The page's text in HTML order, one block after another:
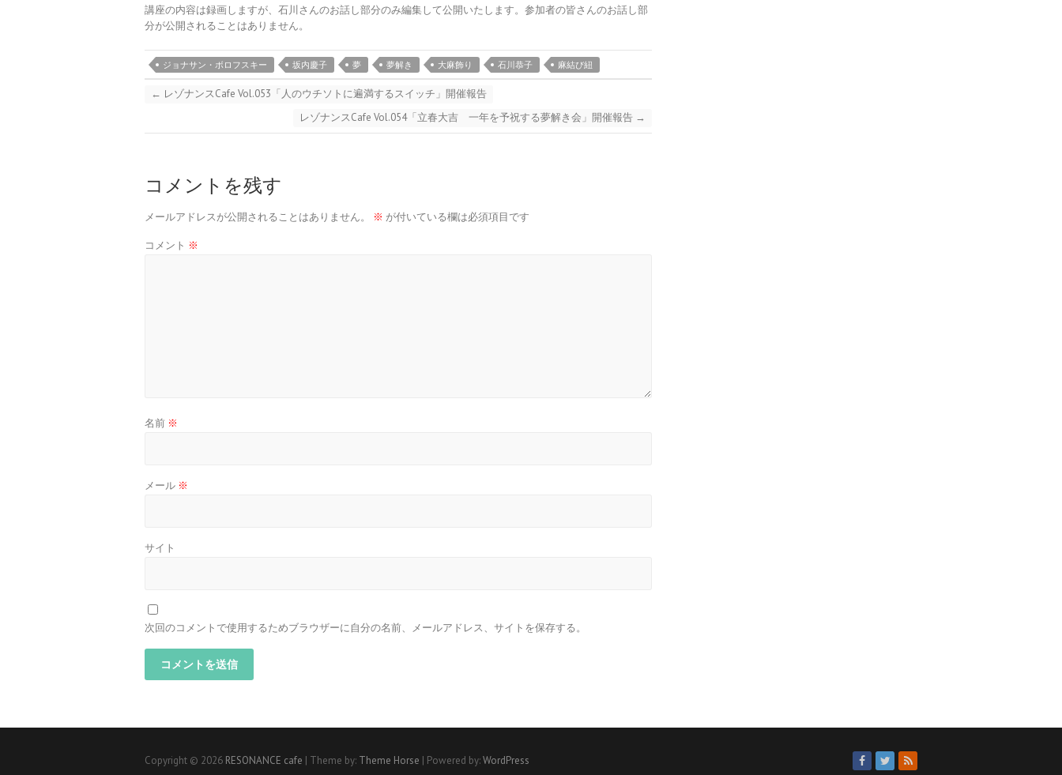
講座の内容は録画しますが、石川さんのお話し部分のみ編集して公開いたします。参加者の皆さんのお話し部
分が公開されることはありません。
ジョナサン・ボロフスキー 坂内慶子 夢 夢解き 大麻飾り 石川恭子 麻結び紐
← レゾナンスCafe Vol.053「人のウチソトに遍満するスイッチ」開催報告
レゾナンスCafe Vol.054「立春大吉 一年を予祝する夢解き会」開催報告 →
コメントを残す
メールアドレスが公開されることはありません。 ※ が付いている欄は必須項目です
コメント ※
名前 ※
メール ※
サイト
次回のコメントで使用するためブラウザーに自分の名前、メールアドレス、サイトを保存する。
Copyright © 2026 RESONANCE cafe | Theme by: Theme Horse | Powered by:WordPress